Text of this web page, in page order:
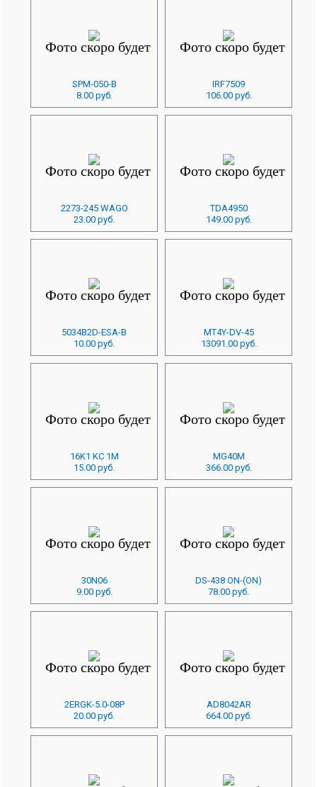
SPM-050-B
8.00 руб.
IRF7509
106.00 руб.
2273-245 WAGO
23.00 руб.
TDA4950
149.00 руб.
5034B2D-ESA-B
10.00 руб.
MT4Y-DV-45
13091.00 руб.
16K1 KC 1M
15.00 руб.
MG40M
366.00 руб.
30N06
9.00 руб.
DS-438 ON-(ON)
78.00 руб.
2ERGK-5.0-08P
20.00 руб.
AD8042AR
664.00 руб.